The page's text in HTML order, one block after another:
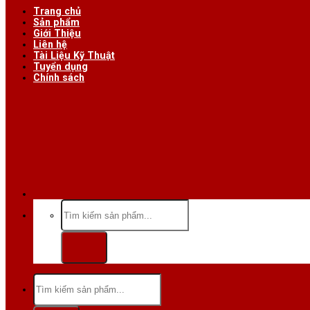
Trang chủ
Sản phẩm
Giới Thiệu
Liên hệ
Tài Liệu Kỹ Thuật
Tuyển dụng
Chính sách
Tìm
kiếm:
Tìm
kiếm: